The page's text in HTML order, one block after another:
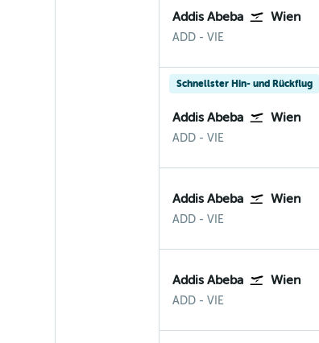
Addis Abeba Wien
ADD Addis Ababa
- VIE
Schnellster Hin- und Rückflug
Addis Abeba Wien
ADD Addis Ababa
- VIE
Addis Abeba Wien
ADD Addis Ababa
- VIE
Addis Abeba Wien
ADD Addis Ababa
- VIE